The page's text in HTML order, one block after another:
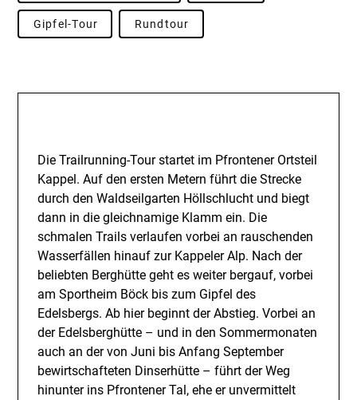
Gipfel-Tour Rundtour
Die Trailrunning-Tour startet im Pfrontener Ortsteil
Kappel. Auf den ersten Metern führt die Strecke
durch den Waldseilgarten Höllschlucht und biegt
dann in die gleichnamige Klamm ein. Die
schmalen Trails verlaufen vorbei an rauschenden
Wasserfällen hinauf zur Kappeler Alp. Nach der
beliebten Berghütte geht es weiter bergauf, vorbei
am Sportheim Böck bis zum Gipfel des
Edelsbergs. Ab hier beginnt der Abstieg. Vorbei an
der Edelsberghütte – und in den Sommermonaten
auch an der von Juni bis Anfang September
bewirtschafteten Dinserhütte – führt der Weg
hinunter ins Pfrontener Tal, ehe er unvermittelt